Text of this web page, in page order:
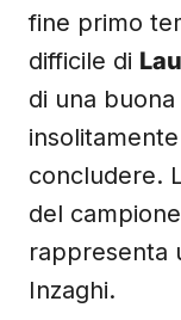
fine primo
difficile di
di una
concludere.
del
rappresenta
Inzaghi.